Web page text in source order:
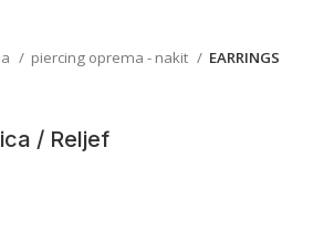
piercing oprema - nakit EARRINGS
/ Reljef